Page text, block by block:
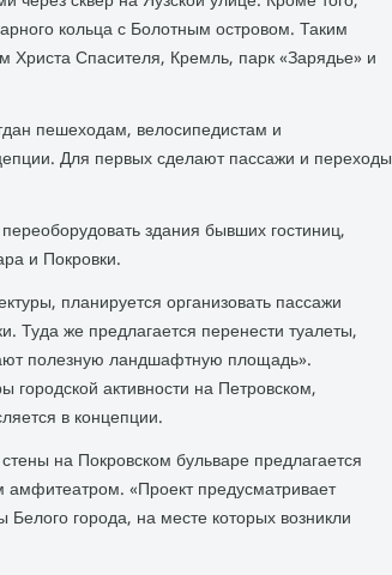
кольца с Болотным островом. Таким
Спасителя, Кремль, парк «Зарядье» и
пешеходам, велосипедистам и
Для первых сделают пассажи и переходы
здания бывших гостиниц,
и Покровки.
планируется организовать пассажи
Туда же предлагается перенести туалеты,
полезную ландшафтную площадь».
активности на Петровском,
в концепции.
на Покровском бульваре предлагается
амфитеатром. «Проект предусматривает
города, на месте которых возникли